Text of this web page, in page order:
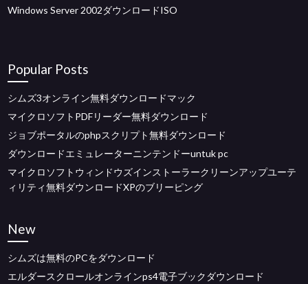
Windows Server 2002ダウンロードISO
Popular Posts
シムズ3オンライン無料ダウンロードマック
マイクロソフトPDFリーダー無料ダウンロード
ジョブポータルのphpスクリプト無料ダウンロード
ダウンロードエミュレーターニンテンドーuntuk pc
マイクロソフトウィンドウズインストーラークリーンアップユーテ
ィリティ無料ダウンロードXPのブリーピング
New
シムズは無料のPCをダウンロード
エルダースクロールオンラインps4電子ブックダウンロード